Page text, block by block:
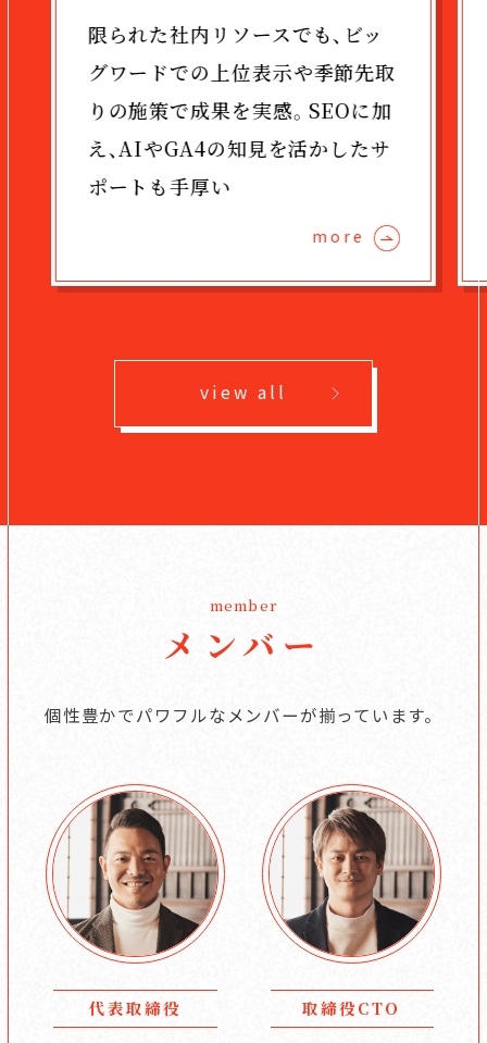
限られた社内リソースでも、ビッ
グワードでの上位表示や季節先取
りの施策で成果を実感。SEOに加
え、AIやGA4の知見を活かしたサ
ポートも手厚い
more
view all
member
メンバー
個性豊かでパワフルなメンバーが揃っています。
代表取締役 取締役CTO